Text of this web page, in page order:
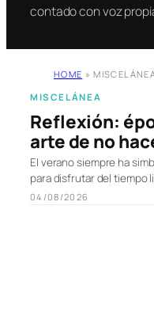
contado con voz
HOME »
MISCELÁNEA
Reflexión:
arte de no
El verano siempre ha
para disfrutar del tiempo
04/08/2026